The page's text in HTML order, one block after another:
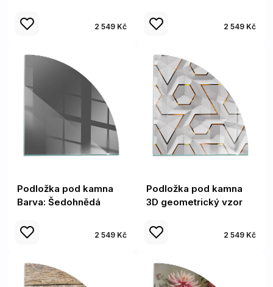
2 549 Kč 2 549 Kč
Podložka pod kamna
Barva: Šedohnědá
2 549 Kč
Podložka pod kamna
3D geometrický vzor
2 549 Kč